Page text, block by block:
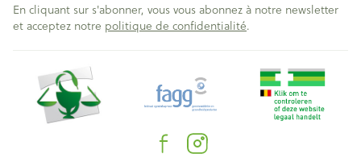
En cliquant sur s'abonner, vous vous abonnez à notre newsletter
et acceptez notre politique de confidentialité.